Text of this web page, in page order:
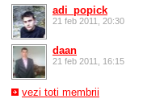
adi_popick
21 feb 2011, 20:30
daan
21 feb 2011, 16:15
vezi toti membrii